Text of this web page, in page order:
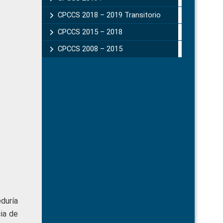
de
CPCCS 2018 – 2019 Transitorio
CPCCS 2015 – 2018
CPCCS 2008 – 2015